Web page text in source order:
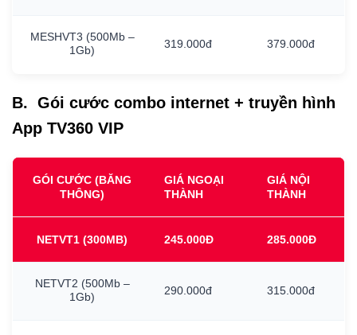
MESHVT3 (500Mb –
1Gb)
319.000đ 379.000đ
B. Gói cước combo internet + truyền hình
App TV360 VIP
GÓI CƯỚC (BĂNG
THÔNG)
GIÁ NGOẠI
THÀNH
GIÁ NỘI
THÀNH
NETVT1 (300MB) 245.000Đ 285.000Đ
NETVT2 (500Mb –
1Gb)
290.000đ 315.000đ